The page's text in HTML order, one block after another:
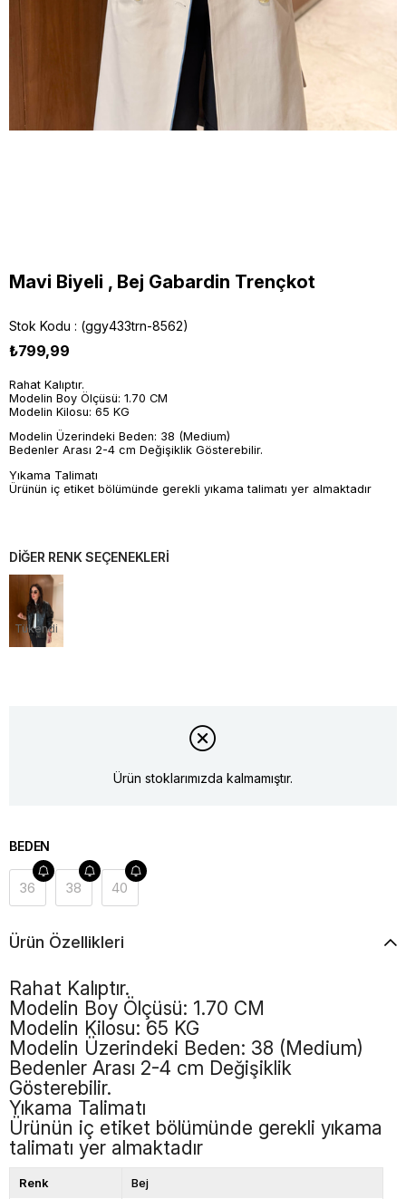
Mavi Biyeli , Bej Gabardin Trençkot
Stok Kodu (ggy433trn-8562)
₺799,99
Rahat Kalıptır.
Modelin Boy Ölçüsü: 1.70 CM
Modelin Kilosu: 65 KG
Modelin Üzerindeki Beden: 38 (Medium)
Bedenler Arası 2-4 cm Değişiklik Gösterebilir.
Yıkama Talimatı
Ürünün iç etiket bölümünde gerekli yıkama talimatı yer almaktadır
DİĞER RENK SEÇENEKLERİ
Tükendi
Ürün stoklarımızda kalmamıştır.
BEDEN
36 38 40
Ürün Özellikleri
Rahat Kalıptır.
Modelin Boy Ölçüsü: 1.70 CM
Modelin Kilosu: 65 KG
Modelin Üzerindeki Beden: 38 (Medium)
Bedenler Arası 2-4 cm Değişiklik
Gösterebilir.
Yıkama Talimatı
Ürünün iç etiket bölümünde gerekli yıkama
talimatı yer almaktadır
Renk Bej